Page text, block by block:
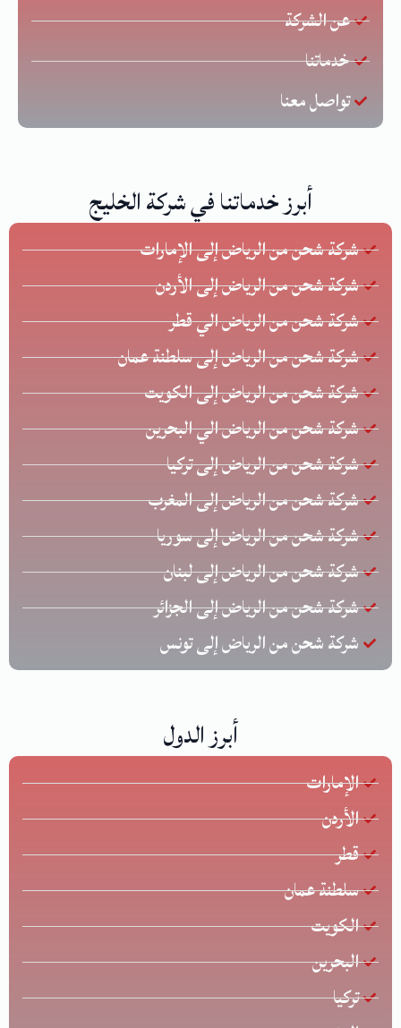
عن الشركة
خدماتنا
تواصل معنا
أبرز خدماتنا في شركة الخليج
شركة شحن من الرياض إلى الإمارات
شركة شحن من الرياض إلى الأردن
شركة شحن من الرياض الي قطر
شركة شحن من الرياض إلى سلطنة عمان
شركة شحن من الرياض إلى الكويت
شركة شحن من الرياض الي البحرين
شركة شحن من الرياض إلى تركيا
شركة شحن من الرياض إلى المغرب
شركة شحن من الرياض إلى سوريا
شركة شحن من الرياض إلى لبنان
شركة شحن من الرياض إلى الجزائر
شركة شحن من الرياض إلى تونس
أبرز الدول
الإمارات
الأردن
قطر
سلطنة عمان
الكويت
البحرين
تركيا